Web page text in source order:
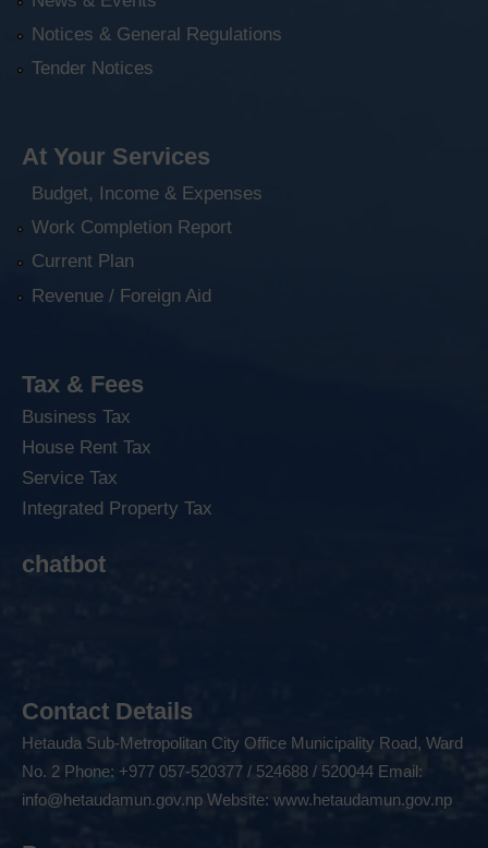
Notices & General Regulations
Tender Notices
At Your Services
Budget, Income & Expenses
Work Completion Report
Current Plan
Revenue / Foreign Aid
Tax & Fees
Business Tax
House Rent Tax
Service Tax
Integrated Property Tax
chatbot
Contact Details
Hetauda Sub-Metropolitan City Office Municipality Road, Ward
No. 2 Phone: +977 057-520377 / 524688 / 520044 Email:
info@hetaudamun.gov.np Website: www.hetaudamun.gov.np